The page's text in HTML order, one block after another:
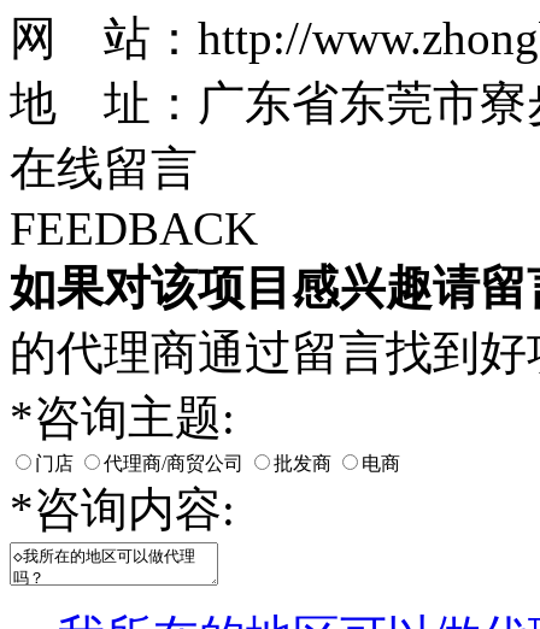
网 站：http://
地 址：广东省东莞市寮
在线留言
FEEDBACK
如果对该项目感兴趣请留
的代理商通过留言找到
*咨询主题:
门店 代理商/商贸公司 批发商 电商
*咨询内容: